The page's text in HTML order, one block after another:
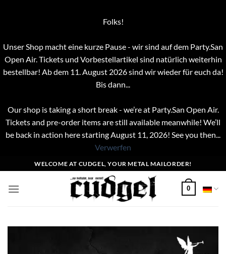
Folks!
Unser Shop macht eine kurze Pause - wir sind auf dem Party.San
Open Air. Tickets und Vorbestellartikel sind natürlich weiterhin
bestellbar! Ab dem 11. August 2026 sind wir wieder für euch da!
Bis dann...
Our shop is taking a short break - we’re at Party.San Open Air.
Tickets and pre-order items are still available meanwhile! We’ll
be back in action here starting August 11, 2026! See you then...
Verwerfen
Inhalt
springen
WELCOME AT CUDGEL, YOUR METAL MAILORDER!
0